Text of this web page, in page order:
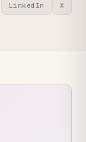
LinkedIn X